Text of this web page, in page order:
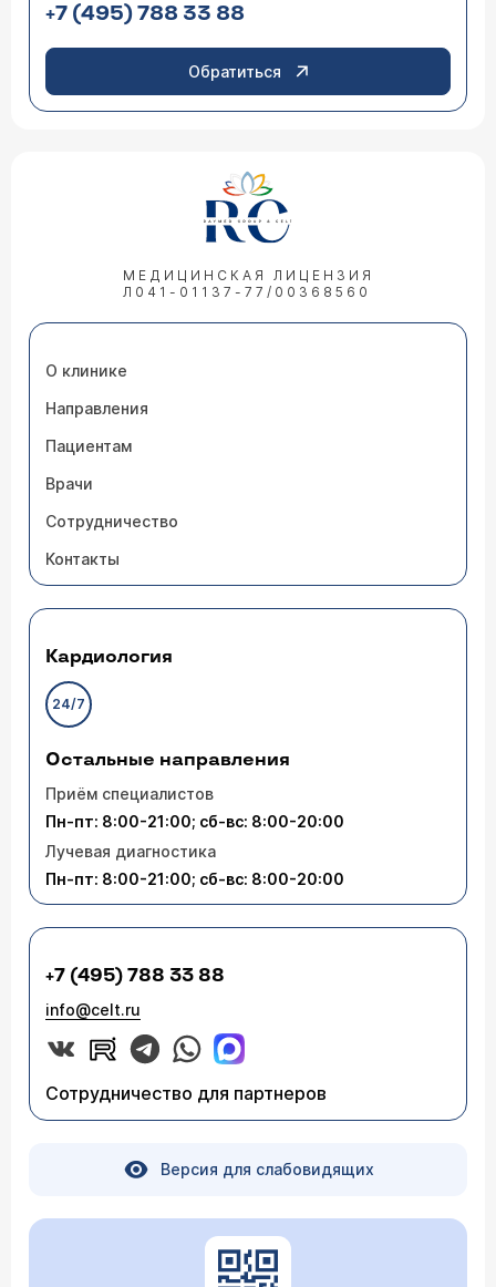
+7 (495) 788 33 88
Обратиться
МЕДИЦИНСКАЯ ЛИЦЕНЗИЯ
Л041-01137-77/00368560
О клинике
Направления
Пациентам
Врачи
Сотрудничество
Контакты
Кардиология
24/7
Остальные направления
Приём специалистов
Пн-пт: 8:00-21:00; сб-вс: 8:00-20:00
Лучевая диагностика
Пн-пт: 8:00-21:00; сб-вс: 8:00-20:00
+7 (495) 788 33 88
info@celt.ru
Сотрудничество для партнеров
Версия для слабовидящих